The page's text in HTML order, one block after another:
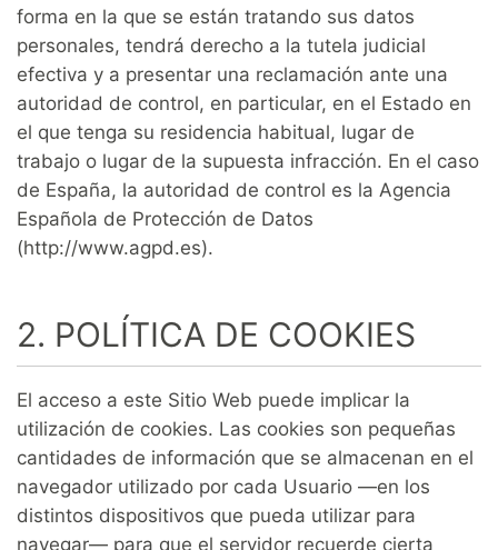
forma en la que se están tratando sus datos
personales, tendrá derecho a la tutela judicial
efectiva y a presentar una reclamación ante una
autoridad de control, en particular, en el Estado en
el que tenga su residencia habitual, lugar de
trabajo o lugar de la supuesta infracción. En el caso
de España, la autoridad de control es la Agencia
Española de Protección de Datos
(http://www.agpd.es).
2. POLÍTICA DE COOKIES
El acceso a este Sitio Web puede implicar la
utilización de cookies. Las cookies son pequeñas
cantidades de información que se almacenan en el
navegador utilizado por cada Usuario —en los
distintos dispositivos que pueda utilizar para
navegar— para que el servidor recuerde cierta